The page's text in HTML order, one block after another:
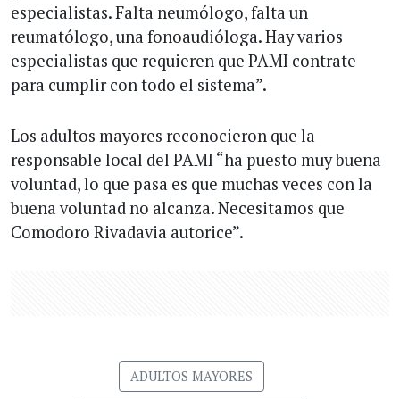
especialistas. Falta neumólogo, falta un
reumatólogo, una fonoaudióloga. Hay varios
especialistas que requieren que PAMI contrate
para cumplir con todo el sistema”.
Los adultos mayores reconocieron que la
responsable local del PAMI “ha puesto muy buena
voluntad, lo que pasa es que muchas veces con la
buena voluntad no alcanza. Necesitamos que
Comodoro Rivadavia autorice”.
ADULTOS MAYORES